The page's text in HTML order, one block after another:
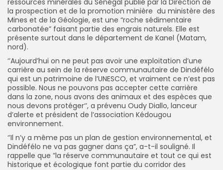
la prospection et de la promotion minière du ministère des
Mines et de la Géologie, est une “roche sédimentaire
carbonatée” faisant partie des engrais naturels. Elle est
présente surtout dans le département de Kanel (Matam,
nord).
‘’Aujourd’hui on ne peut pas avoir une exploitation d’une
carrière au sein de la réserve communautaire de Dindéfélo
qui est un patrimoine de l’UNESCO, et vraiment ce n’est pas
possible. Nous ne pouvons pas accepter cette carrière
dans la zone, nous avons des animaux et des espèces que
nous devons protéger‘’, a prévenu Oudy Diallo, lanceur
d’alerte et président de l’association Kédougou
environnement.
‘’Il n’y a même pas un plan de gestion environnemental, et
Dindéfélo ne va pas gagner dans ça”, a-t-il souligné. Il
rappelle que ”la réserve communautaire et tout ce qui est
historique et écologique font partie du corridor des